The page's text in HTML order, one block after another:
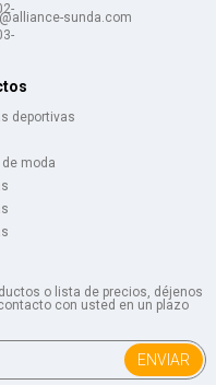
sunda.com
deportivas
moda
o lista de precios, déjenos
con usted en un plazo
ENVIAR